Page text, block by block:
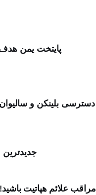
پایتخت یمن
دسترسی بلینکن و
جدیدترین
مراقب علائم هپاتیت باشید!